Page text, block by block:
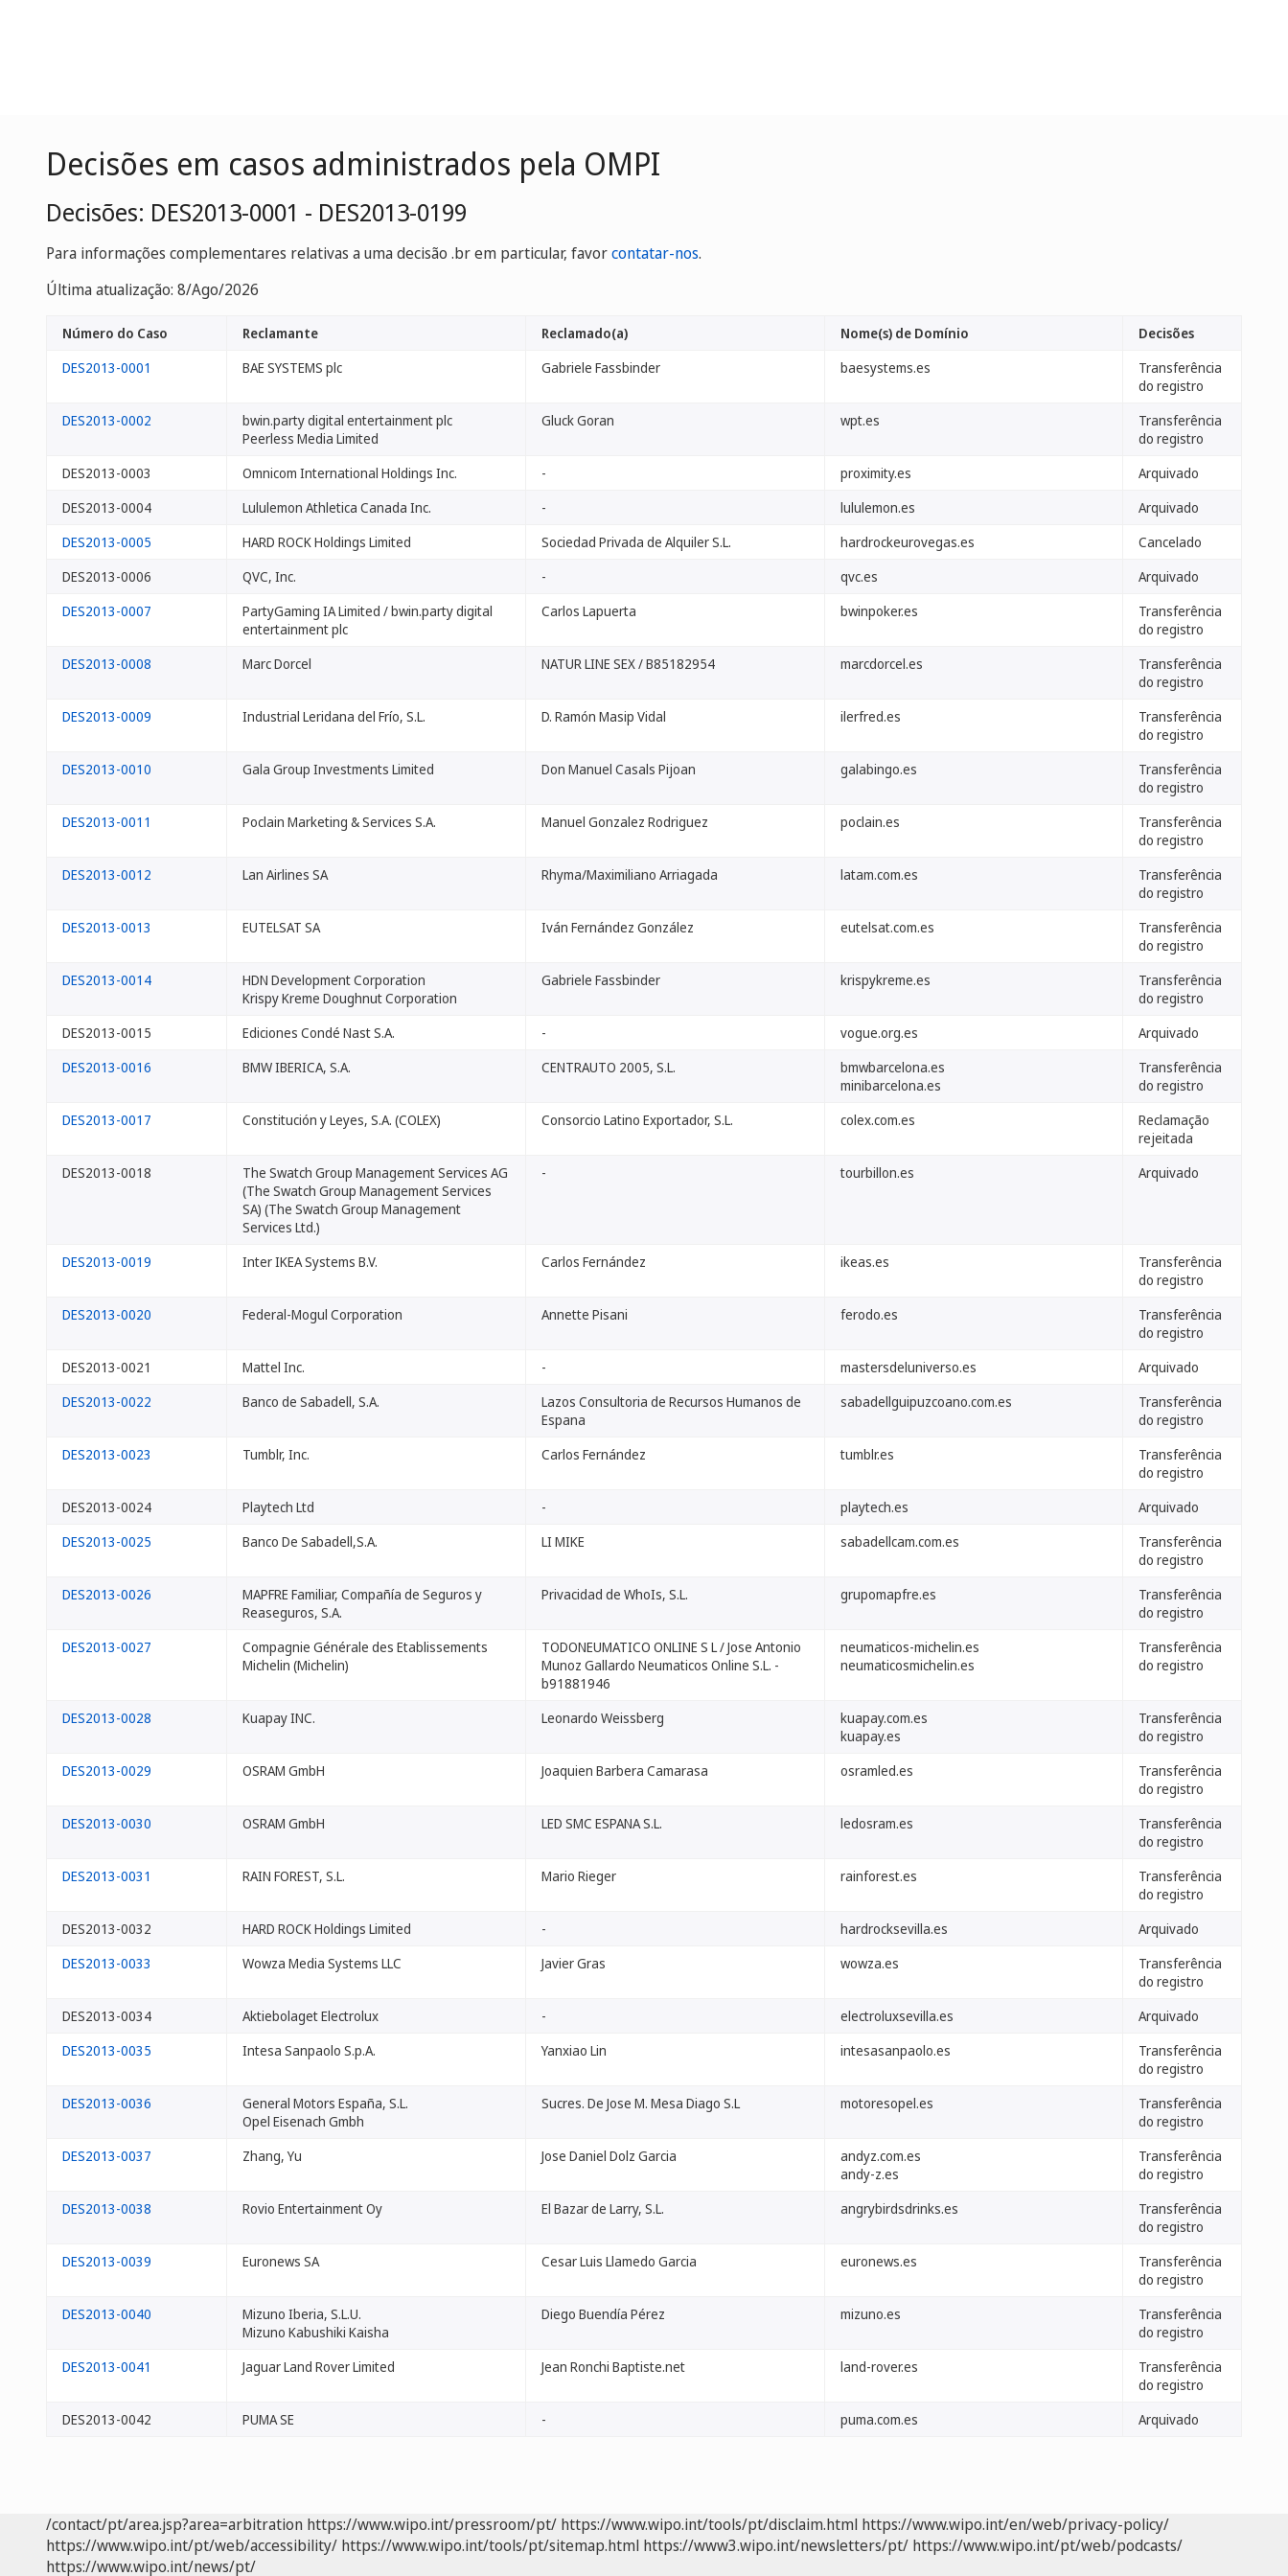
Decisões em casos administrados pela OMPI
Decisões: DES2013-0001 - DES2013-0199
Para informações complementares relativas a uma decisão .br em particular, favorcontatar-nos.
Última atualização: 8/Ago/2026
Número do Caso Reclamante Reclamado(a) Nome(s) de Domínio
Decisões
DES2013-0001
BAE SYSTEMS plc Gabriele Fassbinder baesystems.es
Transferência
do registro
DES2013-0002
bwin.party digital entertainment plc
Peerless Media Limited
Gluck Goran wpt.es
Transferência
do registro
DES2013-0003
Omnicom International Holdings Inc. - proximity.es
Arquivado
DES2013-0004
Lululemon Athletica Canada Inc. - lululemon.es
Arquivado
DES2013-0005
HARD ROCK Holdings Limited Sociedad Privada de Alquiler S.L. hardrockeurovegas.es
Cancelado
DES2013-0006
QVC, Inc. - qvc.es
Arquivado
DES2013-0007
PartyGaming IA Limited / bwin.party digital
entertainment plc
Carlos Lapuerta bwinpoker.es
Transferência
do registro
DES2013-0008
Marc Dorcel NATUR LINE SEX / B85182954 marcdorcel.es
Transferência
do registro
DES2013-0009
Industrial Leridana del Frío, S.L. D. Ramón Masip Vidal ilerfred.es
Transferência
do registro
DES2013-0010
Gala Group Investments Limited Don Manuel Casals Pijoan galabingo.es
Transferência
do registro
DES2013-0011
Poclain Marketing & Services S.A. Manuel Gonzalez Rodriguez poclain.es
Transferência
do registro
DES2013-0012
Lan Airlines SA Rhyma/Maximiliano Arriagada latam.com.es
Transferência
do registro
DES2013-0013
EUTELSAT SA Iván Fernández González eutelsat.com.es
Transferência
do registro
DES2013-0014
HDN Development Corporation
Krispy Kreme Doughnut Corporation
Gabriele Fassbinder krispykreme.es
Transferência
do registro
DES2013-0015
Ediciones Condé Nast S.A. - vogue.org.es
Arquivado
DES2013-0016
BMW IBERICA, S.A. CENTRAUTO 2005, S.L.
bmwbarcelona.es
minibarcelona.es
Transferência
do registro
DES2013-0017
Constitución y Leyes, S.A. (COLEX) Consorcio Latino Exportador, S.L. colex.com.es
Reclamação
rejeitada
DES2013-0018
The Swatch Group Management Services AG
(The Swatch Group Management Services
SA) (The Swatch Group Management
Services Ltd.)
- tourbillon.es Arquivado
DES2013-0019 Inter IKEA Systems B.V. Carlos Fernández ikeas.es
Transferência
do registro
DES2013-0020
Federal-Mogul Corporation Annette Pisani ferodo.es
Transferência
do registro
DES2013-0021
Mattel Inc. - mastersdeluniverso.es
Arquivado
DES2013-0022
Banco de Sabadell, S.A.
Lazos Consultoria de Recursos Humanos de
Espana
sabadellguipuzcoano.com.es
Transferência
do registro
DES2013-0023
Tumblr, Inc. Carlos Fernández tumblr.es
Transferência
do registro
DES2013-0024
Playtech Ltd - playtech.es
Arquivado
DES2013-0025
Banco De Sabadell,S.A. LI MIKE sabadellcam.com.es
Transferência
do registro
DES2013-0026
MAPFRE Familiar, Compañía de Seguros y
Reaseguros, S.A.
Privacidad de WhoIs, S.L. grupomapfre.es
Transferência
do registro
DES2013-0027
Compagnie Générale des Etablissements
Michelin (Michelin)
TODONEUMATICO ONLINE S L / Jose Antonio
Munoz Gallardo Neumaticos Online S.L. -
b91881946
neumaticos-michelin.es
neumaticosmichelin.es
Transferência
do registro
DES2013-0028 Kuapay INC. Leonardo Weissberg
kuapay.com.es
kuapay.es
Transferência
do registro
DES2013-0029
OSRAM GmbH Joaquien Barbera Camarasa osramled.es
Transferência
do registro
DES2013-0030
OSRAM GmbH LED SMC ESPANA S.L. ledosram.es
Transferência
do registro
DES2013-0031
RAIN FOREST, S.L. Mario Rieger rainforest.es
Transferência
do registro
DES2013-0032
HARD ROCK Holdings Limited - hardrocksevilla.es
Arquivado
DES2013-0033
Wowza Media Systems LLC Javier Gras wowza.es
Transferência
do registro
DES2013-0034
Aktiebolaget Electrolux - electroluxsevilla.es
Arquivado
DES2013-0035
Intesa Sanpaolo S.p.A. Yanxiao Lin intesasanpaolo.es
Transferência
do registro
DES2013-0036
General Motors España, S.L.
Opel Eisenach Gmbh
Sucres. De Jose M. Mesa Diago S.L motoresopel.es
Transferência
do registro
DES2013-0037
Zhang, Yu Jose Daniel Dolz Garcia
andyz.com.es
andy-z.es
Transferência
do registro
DES2013-0038
Rovio Entertainment Oy El Bazar de Larry, S.L. angrybirdsdrinks.es
Transferência
do registro
DES2013-0039
Euronews SA Cesar Luis Llamedo Garcia euronews.es
Transferência
do registro
DES2013-0040
Mizuno Iberia, S.L.U.
Mizuno Kabushiki Kaisha
Diego Buendía Pérez mizuno.es
Transferência
do registro
DES2013-0041
Jaguar Land Rover Limited Jean Ronchi Baptiste.net land-rover.es
Transferência
do registro
DES2013-0042
PUMA SE - puma.com.es Arquivado
/contact/pt/area.jsp?area=arbitration https://www.wipo.int/pressroom/pt/ https://www.wipo.int/tools/pt/disclaim.html https://www.wipo.int/en/web/privacy-policy/
https://www.wipo.int/pt/web/accessibility/ https://www.wipo.int/tools/pt/sitemap.html https://www3.wipo.int/newsletters/pt/ https://www.wipo.int/pt/web/podcasts/
https://www.wipo.int/news/pt/